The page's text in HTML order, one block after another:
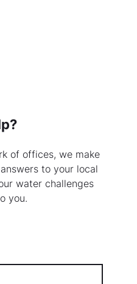
of offices, we make
to your local
water challenges
you.